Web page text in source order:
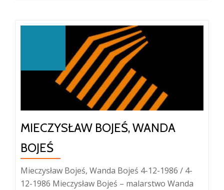
MIECZYSŁAW BOJEŚ, WANDA
BOJEŚ
Mieczysław Bojeś, Wanda Bojeś 4-12-1986 / 4-
12-1986 Mieczysław Bojeś – malarstwo Wanda